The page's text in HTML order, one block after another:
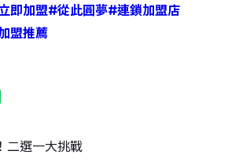
即加盟#從此圓夢#連鎖加盟店
盟推薦
二選一大挑戰